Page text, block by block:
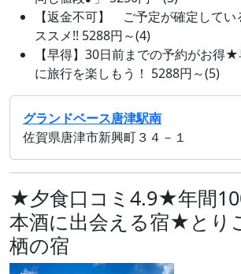
【返金不可】 ご予定が確定してい
ススメ!! 5288円～(4)
【早得】30日前までの予約がお得
に旅行を楽しもう！ 5288円～(5)
グランドベース唐津駅南
佐賀県唐津市新興町３４－１
★夕食口コミ4.9★年間
本酒に出会える宿★とり
栖の宿